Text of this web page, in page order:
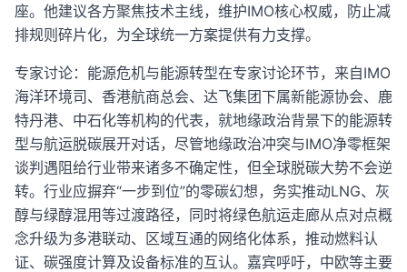
座。他建议各方聚焦技术主线，维护IMO核心权威，防止减
排规则碎片化，为全球统一方案提供有力支撑。
专家讨论：能源危机与能源转型在专家讨论环节，来自IMO
海洋环境司、香港航商总会、达飞集团下属新能源协会、鹿
特丹港、中石化等机构的代表，就地缘政治背景下的能源转
型与航运脱碳展开对话，尽管地缘政治冲突与IMO净零框架
谈判遇阻给行业带来诸多不确定性，但全球脱碳大势不会逆
转。行业应摒弃“一步到位”的零碳幻想，务实推动LNG、灰
醇与绿醇混用等过渡路径，同时将绿色航运走廊从点对点概
念升级为多港联动、区域互通的网络化体系，推动燃料认
证、碳强度计算及设备标准的互认。嘉宾呼吁，中欧等主要